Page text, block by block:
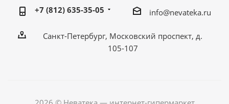
+7 (812) 635-35-05 info@nevateka.ru
Санкт-Петербург, Московский проспект, д.
105-107